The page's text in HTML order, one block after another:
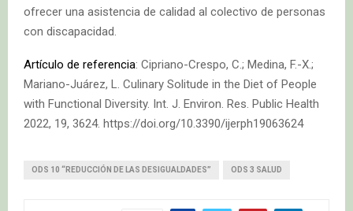
ofrecer una asistencia de calidad al colectivo de personas
con discapacidad.
Artículo de referencia: Cipriano-Crespo, C.; Medina, F.-X.;
Mariano-Juárez, L. Culinary Solitude in the Diet of People
with Functional Diversity. Int. J. Environ. Res. Public Health
2022, 19, 3624. https://doi.org/10.3390/ijerph19063624
ODS 10 “REDUCCIÓN DE LAS DESIGUALDADES” ODS 3 SALUD